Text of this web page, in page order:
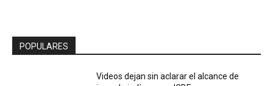
POPULARES
Videos dejan sin aclarar el alcance de